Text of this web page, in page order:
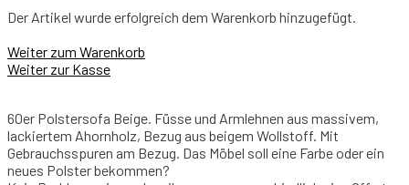
Der Artikel wurde erfolgreich dem Warenkorb hinzugefügt.
Weiter zum Warenkorb
Weiter zur Kasse
60er Polstersofa Beige. Füsse und Armlehnen aus massivem,
lackiertem Ahornholz, Bezug aus beigem Wollstoff. Mit
Gebrauchsspuren am Bezug. Das Möbel soll eine Farbe oder ein
neues Polster bekommen?